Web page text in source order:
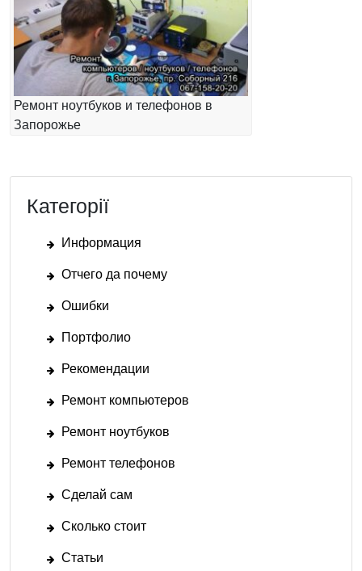
Ремонт ноутбуков и телефонов в
Запорожье
Категорії
Информация
Отчего да почему
Ошибки
Портфолио
Рекомендации
Ремонт компьютеров
Ремонт ноутбуков
Ремонт телефонов
Сделай сам
Сколько стоит
Статьи